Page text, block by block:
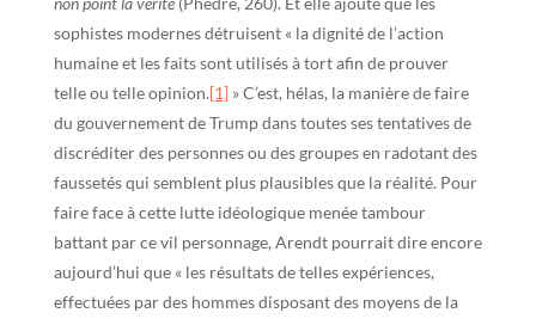
sophistes modernes détruisent « la dignité de l’action
humaine et les faits sont utilisés à tort afin de prouver
telle ou telle opinion.[1]» C’est, hélas, la manière de faire
du gouvernement de Trump dans toutes ses tentatives de
discréditer des personnes ou des groupes en radotant des
faussetés qui semblent plus plausibles que la réalité. Pour
faire face à cette lutte idéologique menée tambour
battant par ce vil personnage, Arendt pourrait dire encore
aujourd’hui que « les résultats de telles expériences,
effectuées par des hommes disposant des moyens de la